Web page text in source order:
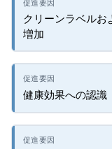
クリーンラベルお
増加
健康効果への認識